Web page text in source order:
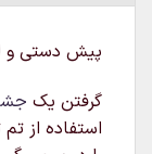
پیش دستی و
گرفتن یک
استفاده از